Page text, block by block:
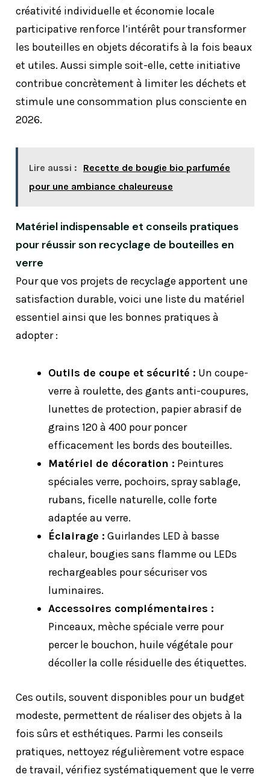
créativité individuelle et économie locale
participative renforce l’intérêt pour transformer
les bouteilles en objets décoratifs à la fois beaux
et utiles. Aussi simple soit-elle, cette initiative
contribue concrètement à limiter les déchets et
stimule une consommation plus consciente en
2026.
Lire aussi :
Recette de bougie bio parfumée
pour une ambiance chaleureuse
Matériel indispensable et conseils pratiques
pour réussir son recyclage de bouteilles en
verre
Pour que vos projets de recyclage apportent une
satisfaction durable, voici une liste du matériel
essentiel ainsi que les bonnes pratiques à
adopter :
Outils de coupe et sécurité : Un coupe-
verre à roulette, des gants anti-coupures,
lunettes de protection, papier abrasif de
grains 120 à 400 pour poncer
efficacement les bords des bouteilles.
Matériel de décoration : Peintures
spéciales verre, pochoirs, spray sablage,
rubans, ficelle naturelle, colle forte
adaptée au verre.
Éclairage : Guirlandes LED à basse
chaleur, bougies sans flamme ou LEDs
rechargeables pour sécuriser vos
luminaires.
Accessoires complémentaires :
Pinceaux, mèche spéciale verre pour
percer le bouchon, huile végétale pour
décoller la colle résiduelle des étiquettes.
Ces outils, souvent disponibles pour un budget
modeste, permettent de réaliser des objets à la
fois sûrs et esthétiques. Parmi les conseils
pratiques, nettoyez régulièrement votre espace
de travail, vérifiez systématiquement que le verre